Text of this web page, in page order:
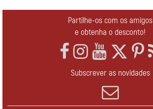
Partilhe-os com os amigos
e obtenha o desconto!
Subscrever as novidades